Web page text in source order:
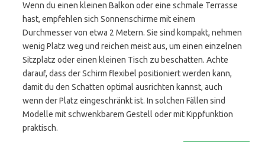
Wenn du einen kleinen Balkon oder eine schmale Terrasse
hast, empfehlen sich Sonnenschirme mit einem
Durchmesser von etwa 2 Metern. Sie sind kompakt, nehmen
wenig Platz weg und reichen meist aus, um einen einzelnen
Sitzplatz oder einen kleinen Tisch zu beschatten. Achte
darauf, dass der Schirm flexibel positioniert werden kann,
damit du den Schatten optimal ausrichten kannst, auch
wenn der Platz eingeschränkt ist. In solchen Fällen sind
Modelle mit schwenkbarem Gestell oder mit Kippfunktion
praktisch.